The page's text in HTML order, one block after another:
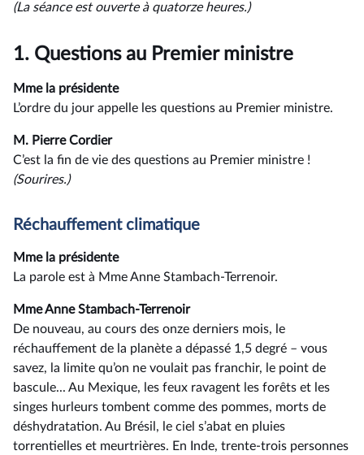
(La séance est ouverte à quatorze heures.)
1. Questions au Premier ministre
Mme la présidente
L’ordre du jour appelle les questions au Premier ministre.
M. Pierre Cordier
C’est la fin de vie des questions au Premier ministre !
(Sourires.)
Réchauffement climatique
Mme la présidente
La parole est à Mme Anne Stambach-Terrenoir.
Mme Anne Stambach-Terrenoir
De nouveau, au cours des onze derniers mois, le
réchauffement de la planète a dépassé 1,5 degré –⁠ vous
savez, la limite qu’on ne voulait pas franchir, le point de
bascule... Au Mexique, les feux ravagent les forêts et les
singes hurleurs tombent comme des pommes, morts de
déshydratation. Au Brésil, le ciel s’abat en pluies
torrentielles et meurtrières. En Inde, trente-trois personnes